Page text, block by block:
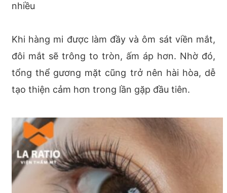
nhiều
Khi hàng mi được làm đầy và ôm sát viền mắt,
đôi mắt sẽ trông to tròn, ấm áp hơn. Nhờ đó,
tổng thể gương mặt cũng trở nên hài hòa, dễ
tạo thiện cảm hơn trong lần gặp đầu tiên.